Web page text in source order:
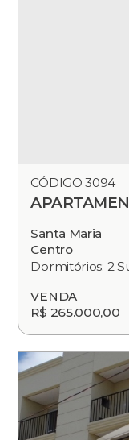
CÓDIGO 3094
Santa Maria
Centro
Dormitórios: 2
VENDA
R$ 265.000,00